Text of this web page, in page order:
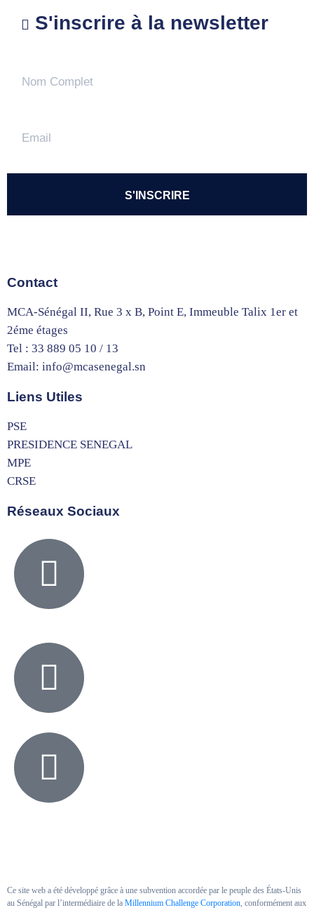
S'inscrire à la newsletter
Contact
MCA-Sénégal II, Rue 3 x B, Point E, Immeuble Talix 1er et
2éme étages
Tel : 33 889 05 10 / 13
Email: info@mcasenegal.sn
Liens Utiles
PSE
PRESIDENCE SENEGAL
MPE
CRSE
Réseaux Sociaux
Ce site web a été développé grâce à une subvention accordée par le peuple des États-Unis
au Sénégal par l’intermédiaire de la Millennium Challenge Corporation, conformément aux